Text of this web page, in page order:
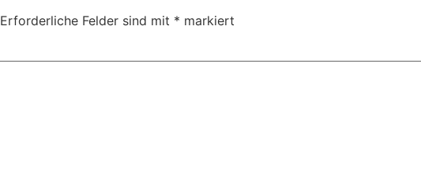
Erforderliche Felder sind mit * markiert